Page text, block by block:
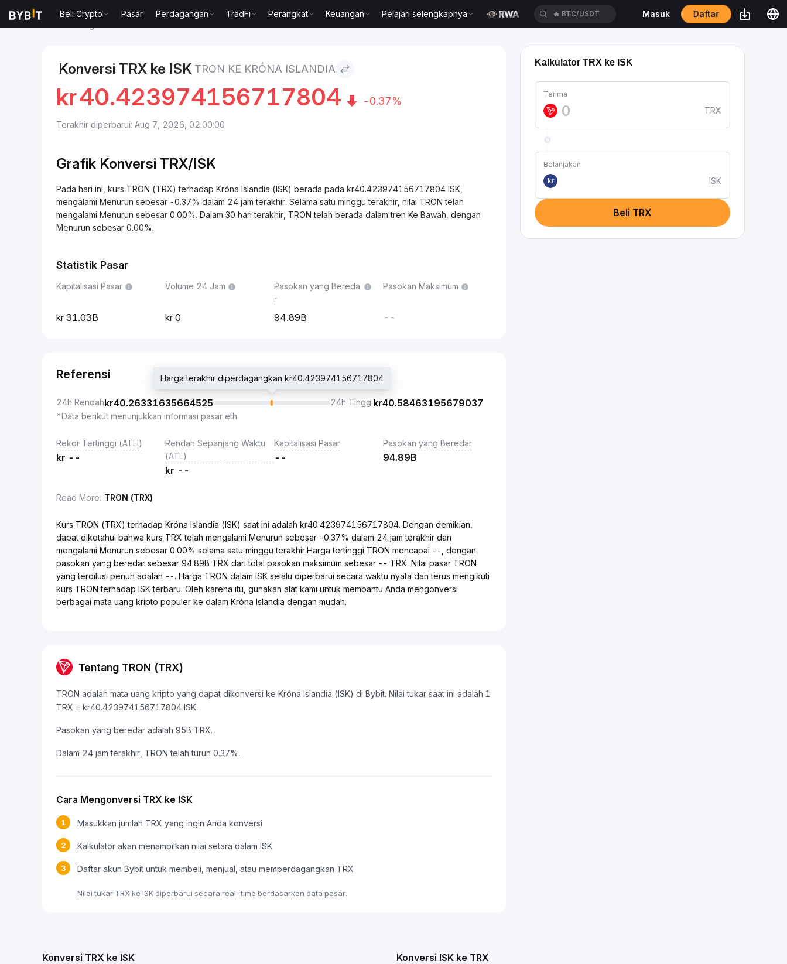
Beli Crypto Pasar Perdagangan TradFi Perangkat Keuangan Pelajari selengkapnya 🔥 BTC/USDT Masuk Daftar
Konversi TRX ke ISK TRON KE KRÓNA ISLANDIA
kr40.423974156717804 -0.37%
Terakhir diperbarui: Aug 7, 2026, 02:00:00
Grafik Konversi TRX/ISK
Pada hari ini, kurs TRON (TRX) terhadap Króna Islandia (ISK) berada pada kr40.423974156717804 ISK,
mengalami Menurun sebesar -0.37% dalam 24 jam terakhir. Selama satu minggu terakhir, nilai TRON telah
mengalami Menurun sebesar 0.00%. Dalam 30 hari terakhir, TRON telah berada dalam tren Ke Bawah, dengan
Menurun sebesar 0.00%.
Statistik Pasar
Kapitalisasi Pasar
31.03B
Volume 24 Jam
0
Pasokan yang Bereda
r
94.89B
Pasokan Maksimum
--
Referensi
24h Rendahkr40.26331635664525
Harga terakhir diperdagangkan kr40.423974156717804
24h Tinggikr40.58463195679037
*Data berikut menunjukkan informasi pasar eth
Rekor Tertinggi (ATH)
kr --
Rendah Sepanjang Waktu
(ATL)
kr --
Kapitalisasi Pasar
--
Pasokan yang Beredar
94.89B
Read More: TRON (TRX)
Kurs TRON (TRX) terhadap Króna Islandia (ISK) saat ini adalah kr40.423974156717804. Dengan demikian,
dapat diketahui bahwa kurs TRX telah mengalami Menurun sebesar -0.37% dalam 24 jam terakhir dan
mengalami Menurun sebesar 0.00% selama satu minggu terakhir.Harga tertinggi TRON mencapai --, dengan
pasokan yang beredar sebesar 94.89B TRX dari total pasokan maksimum sebesar -- TRX. Nilai pasar TRON
yang terdilusi penuh adalah --. Harga TRON dalam ISK selalu diperbarui secara waktu nyata dan terus mengikuti
kurs TRON terhadap ISK terbaru. Oleh karena itu, gunakan alat kami untuk membantu Anda mengonversi
berbagai mata uang kripto populer ke dalam Króna Islandia dengan mudah.
Tentang TRON (TRX)
TRON adalah mata uang kripto yang dapat dikonversi ke Króna Islandia (ISK) di Bybit. Nilai tukar saat ini adalah 1
TRX = kr40.423974156717804 ISK.
Pasokan yang beredar adalah 95B TRX.
Dalam 24 jam terakhir, TRON telah turun 0.37%.
Cara Mengonversi TRX ke ISK
1 Masukkan jumlah TRX yang ingin Anda konversi
2 Kalkulator akan menampilkan nilai setara dalam ISK
3 Daftar akun Bybit untuk membeli, menjual, atau memperdagangkan TRX
Nilai tukar TRX ke ISK diperbarui secara real-time berdasarkan data pasar.
Kalkulator TRX ke ISK
Terima
TRX
Belanjakan
kr
ISK
Beli TRX
Konversi TRX ke ISK Konversi ISK ke TRX